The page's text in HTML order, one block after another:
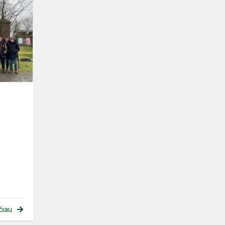
1864
metų
sukilimo